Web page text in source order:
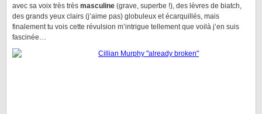
avec sa voix très très masculine (grave, superbe !), des lèvres de biatch,
des grands yeux clairs (j’aime pas) globuleux et écarquillés, mais
finalement tu vois cette révulsion m’intrigue tellement que voilà j’en suis
fascinée…